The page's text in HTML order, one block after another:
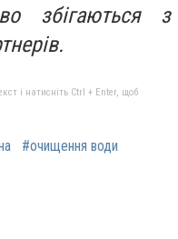
збігаються з
і натисніть Ctrl + Enter, щоб
#очищення води